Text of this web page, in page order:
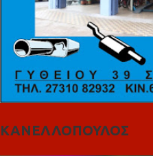
ΚΑΝΕΛΛΟΠΟΥΛΟΣ